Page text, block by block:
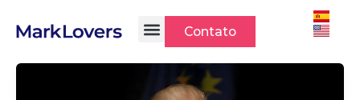
para
conteúdo
Contato